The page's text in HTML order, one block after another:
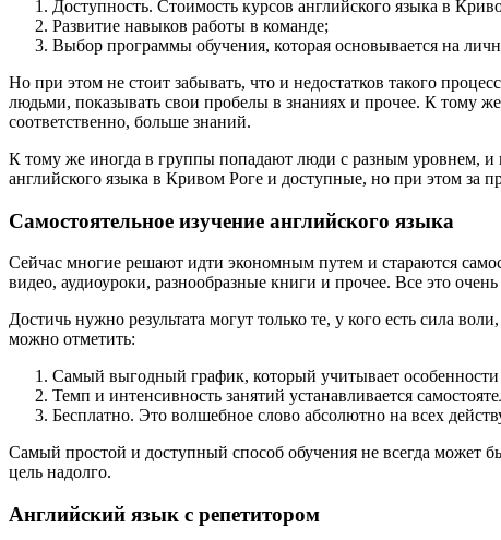
Доступность. Стоимость курсов английского языка в
Развитие навыков работы в команде;
Выбор программы обучения, которая основывается на
Но при этом не стоит забывать, что и недостатков такого
людьми, показывать свои пробелы в знаниях и прочее. К тому
соответственно, больше знаний.
К тому же иногда в группы попадают люди с разным уровнем, и
английского языка в Кривом Роге и доступные, но при этом за
Самостоятельное изучение английского языка
Сейчас многие решают идти экономным путем и стараются
видео, аудиоуроки, разнообразные книги и прочее. Все это
Достичь нужно результата могут только те, у кого есть сила
можно отметить:
Самый выгодный график, который учитывает
Темп и интенсивность занятий устанавливается
Бесплатно. Это волшебное слово абсолютно на всех
Самый простой и доступный способ обучения не всегда может
цель надолго.
Английский язык с репетитором